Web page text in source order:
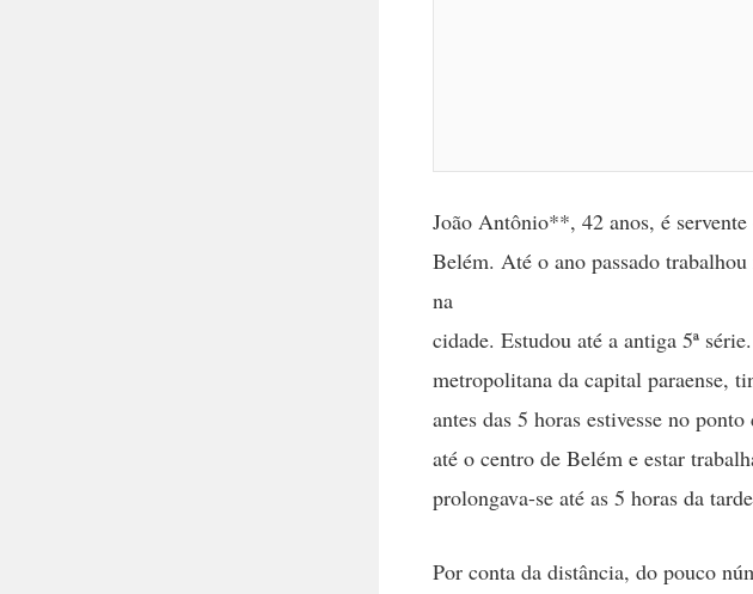
João Antônio**, 42 anos, é
Belém. Até o ano passado
na
cidade. Estudou até a antiga 5ª
metropolitana da capital paraense,
antes das 5 horas estivesse no
até o centro de Belém e estar
prolongava-se até as 5 horas da
Por conta da distância, do pouco